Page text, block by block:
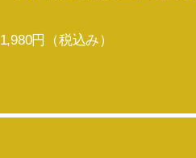
1,980円（税込み）